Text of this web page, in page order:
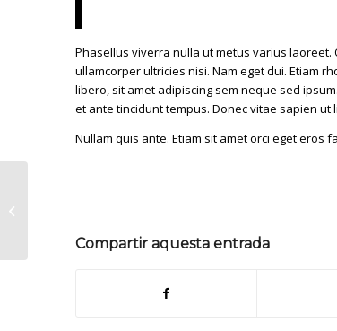
Phasellus viverra nulla ut metus varius
ullamcorper ultricies nisi. Nam eget dui. Etiam
libero, sit amet adipiscing sem neque sed
et ante tincidunt tempus. Donec vitae sapien
Nullam quis ante. Etiam sit amet orci eget eros
Compartir aquesta entrada